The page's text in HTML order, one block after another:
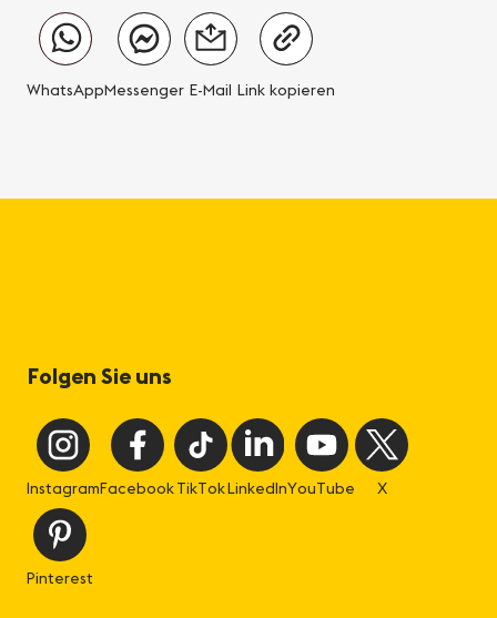
WhatsAppMessenger E-Mail Link kopieren
Folgen Sie uns
InstagramFacebookTikTokLinkedInYouTube X
Pinterest